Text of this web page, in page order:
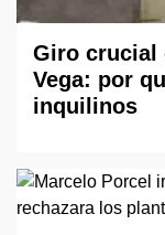
Giro crucial
Vega: por
inquilinos